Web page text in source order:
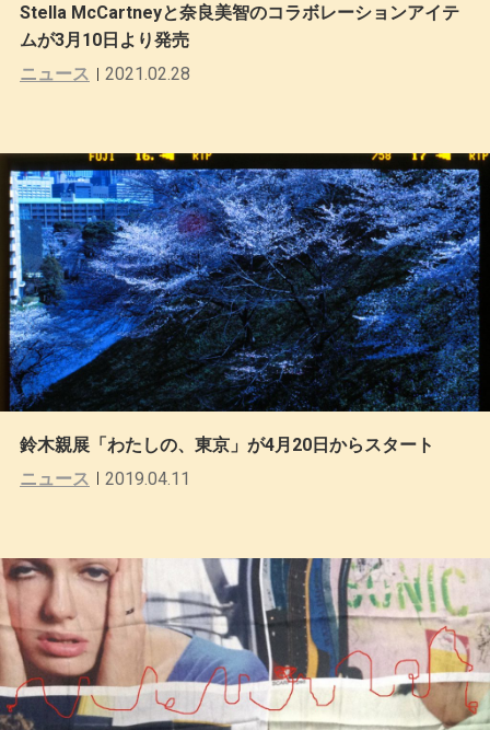
Stella McCartneyと奈良美智のコラボレーションアイテ
ムが3月10日より発売
ニュース
2021.02.28
鈴木親展「わたしの、東京」が4⽉20⽇からスタート
ニュース
2019.04.11